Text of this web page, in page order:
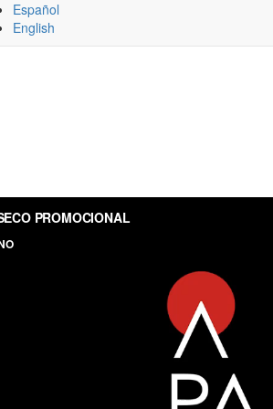
Español
English